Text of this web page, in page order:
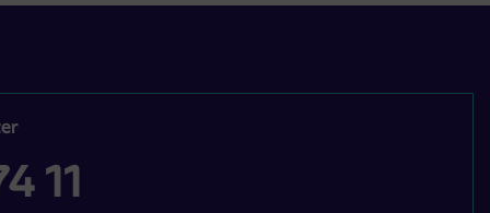
11